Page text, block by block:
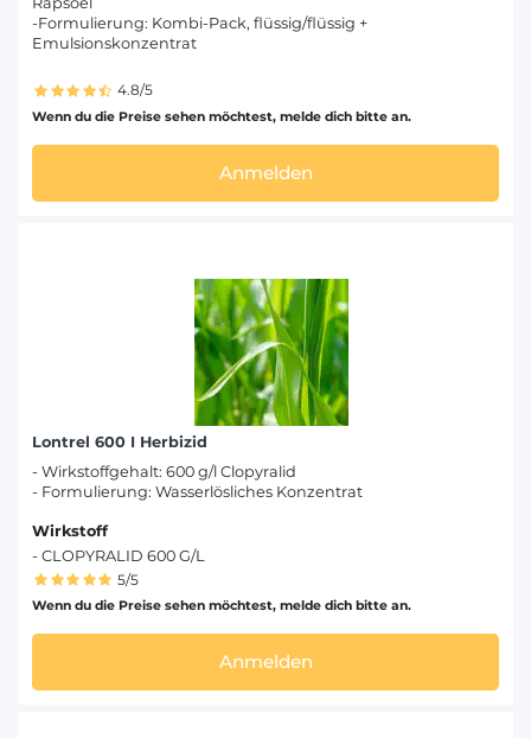
-Formulierung: Kombi-Pack, flüssig/flüssig +
Emulsionskonzentrat
4.8/5
Wenn du die Preise sehen möchtest, melde dich bitte an.
Anmelden
Lontrel 600 I Herbizid
- Wirkstoffgehalt: 600 g/l Clopyralid
- Formulierung: Wasserlösliches Konzentrat
Wirkstoff
- CLOPYRALID 600 G/L
5/5
Wenn du die Preise sehen möchtest, melde dich bitte an.
Anmelden